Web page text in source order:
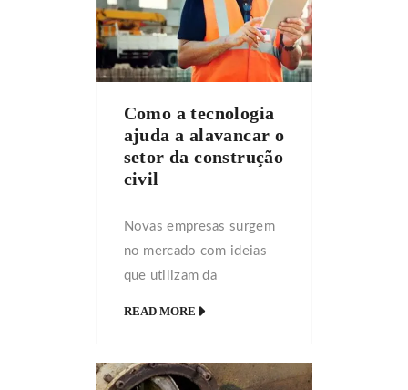
família com o que ganha
graças ao seu canal.
Paloma Cristina Pereira
fama no YouTube […]
Como a tecnologia
ajuda a alavancar o
setor da construção
civil
Novas empresas surgem
no mercado com ideias
que utilizam da
Investimentos em
READ MORE